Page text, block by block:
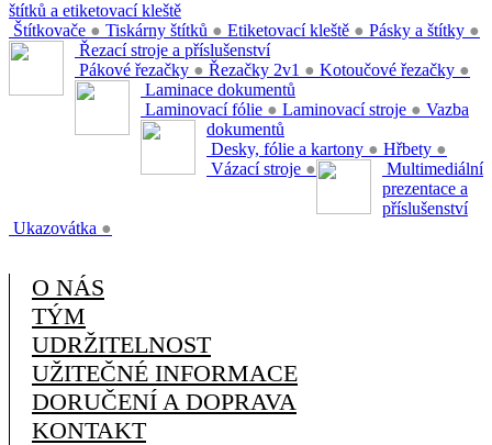
štítků a etiketovací kleště
Štítkovače ● Tiskárny štítků ● Etiketovací kleště ● Pásky a štítky ●
Řezací stroje a příslušenství
Pákové řezačky ● Řezačky 2v1 ● Kotoučové řezačky ●
Laminace dokumentů
Laminovací fólie ● Laminovací stroje ● Vazba
dokumentů
Desky, fólie a kartony ● Hřbety ●
Vázací stroje ●
Multimediální
prezentace a
příslušenství
Ukazovátka ●
O NÁS
TÝM
UDRŽITELNOST
UŽITEČNÉ INFORMACE
DORUČENÍ A DOPRAVA
KONTAKT